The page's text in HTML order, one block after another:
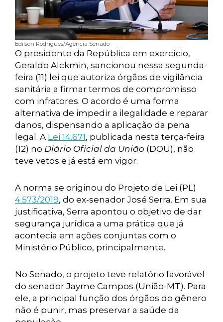
Edilson Rodrigues/Agência Senado
O presidente da República em exercício,
Geraldo Alckmin, sancionou nessa segunda-
feira (11) lei que autoriza órgãos de vigilância
sanitária a firmar termos de compromisso
com infratores. O acordo é uma forma
alternativa de impedir a ilegalidade e reparar
danos, dispensando a aplicação da pena
legal. A Lei 14.671, publicada nesta terça-feira
(12) no Diário Oficial da União (DOU), não
teve vetos e já está em vigor.
A norma se originou do Projeto de Lei (PL)
4.573/2019, do ex-senador José Serra. Em sua
justificativa, Serra apontou o objetivo de dar
segurança jurídica a uma prática que já
acontecia em ações conjuntas com o
Ministério Público, principalmente.
No Senado, o projeto teve relatório favorável
do senador Jayme Campos (União-MT). Para
ele, a principal função dos órgãos do gênero
não é punir, mas preservar a saúde da